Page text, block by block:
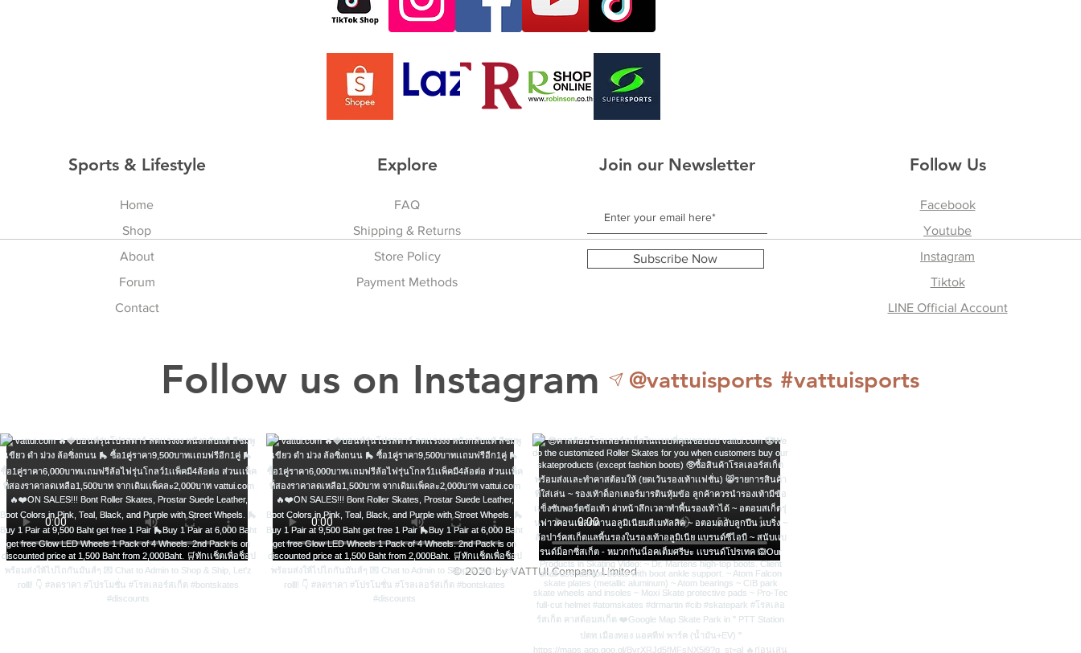
Sports & Lifestyle
Home
Shop
About
Forum
Contact
Explore
FAQ
Shipping & Returns
Store Policy
Payment Methods
Join our Newsletter
Subscribe Now
Follow Us
Facebook
Youtube
Instagram
Tiktok
LINE Official Account
© 2020 by VATTUI Company Limited
Follow us on Instagram #vattuisports
@vattuisports